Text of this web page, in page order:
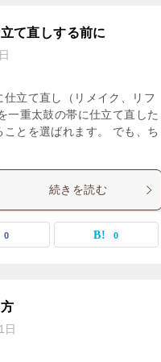
て直しする前に
立て直し（リメイク、リフ
一重太鼓の帯に仕立て直した
とを選ばれます。 でも、ち
続きを読む
0 0
日